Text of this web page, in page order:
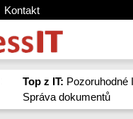
Kontakt
Top z IT: Pozoruhodné
Správa dokumentů